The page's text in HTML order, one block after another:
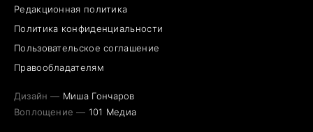
Редакционная политика
Политика конфиденциальности
Пользовательское соглашение
Правообладателям
Дизайн — Миша Гончаров
Воплощение — 101 Медиа